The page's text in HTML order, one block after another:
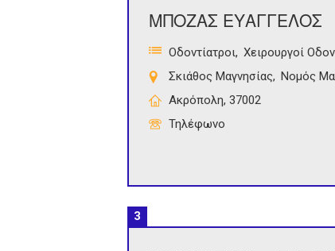
ΜΠΟΖΑΣ ΕΥΑΓΓΕΛΟΣ
Οδοντίατροι Χειρουργοί
Σκιάθος Μαγνησίας
Νομός
Ακρόπολη, 37002
Τηλέφωνο
3